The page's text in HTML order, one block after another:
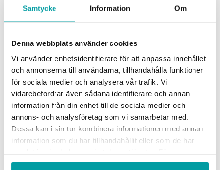
Samtycke Information Om
Denna webbplats använder cookies
Vi använder enhetsidentifierare för att anpassa innehållet
och annonserna till användarna, tillhandahålla funktioner
för sociala medier och analysera vår trafik. Vi
vidarebefordrar även sådana identifierare och annan
information från din enhet till de sociala medier och
annons- och analysföretag som vi samarbetar med.
Dessa kan i sin tur kombinera informationen med annan
information som du har tillhandahållit eller som de har
information, se vårintegritetspolicy.
etablere mekanismer for kontinuerlig overvåking og
forbedring. Dette kan for eksempel omfatte
retningslinjer, interne revisjoner eller dokumentasjon
av tiltak, avvik og forbedringsforslag.
Plattformens rolle for effektiv
styring
Excel-lister, e-posttråder og ad hoc-tiltak blir fort
sterk systemstøtte ikke bare et verktøy, men en